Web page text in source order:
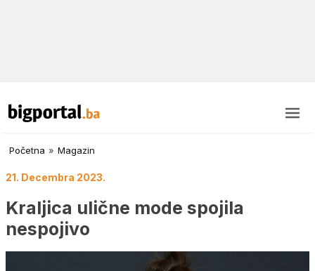
Početna » Magazin
21. Decembra 2023.
Kraljica ulične mode spojila
nespojivo